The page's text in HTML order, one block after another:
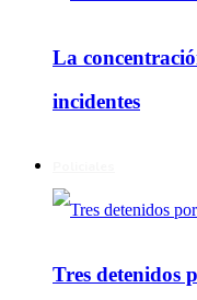
La
incidentes
Tres detenidos